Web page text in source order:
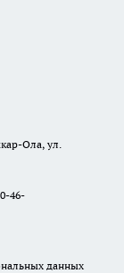
Ола, ул.
46-
данных